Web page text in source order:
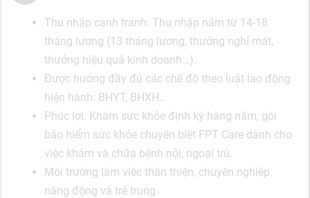
Thu nhập cạnh tranh. Thu nhập năm từ 14-18
tháng lương (13 tháng lương, thưởng nghỉ mát,
thưởng hiệu quả kinh doanh…).
Được hưởng đầy đủ các chế độ theo luật lao động
hiện hành: BHYT, BHXH…
Phúc lợi: Khám sức khỏe định kỳ hàng năm, gói
bảo hiểm sức khỏe chuyên biệt FPT Care dành cho
việc khám và chữa bệnh nội, ngoại trú.
Môi trường làm việc thân thiện, chuyên nghiệp.
năng động và trẻ trung